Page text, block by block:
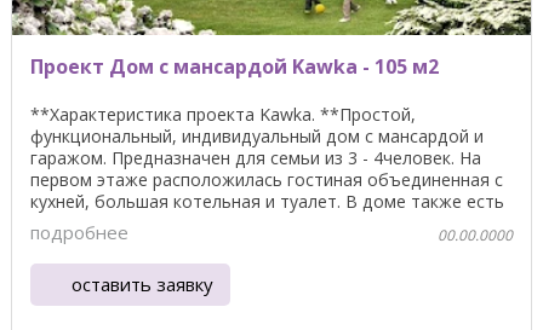
Проект Дом с мансардой Kawka - 105 м2
**Характеристика проекта Kawka. **Простой,
функциональный, индивидуальный дом с мансардой и
гаражом. Предназначен для семьи из 3 - 4человек. На
первом этаже расположилась гостиная объединенная с
кухней, большая котельная и туалет. В доме также есть
подробнее 00.00.0000
оставить заявку